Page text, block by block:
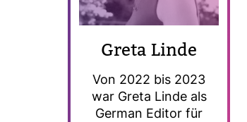
Greta Linde
Von 2022 bis 2023
war Greta Linde als
German Editor für